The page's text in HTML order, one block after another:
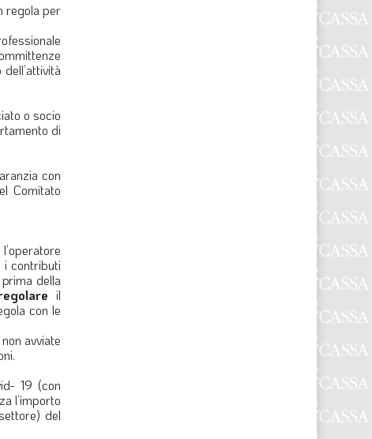
regola per
o socio
di
con
Comitato
i contributi
della
il
con le
avviate
19 (con
l’importo
del